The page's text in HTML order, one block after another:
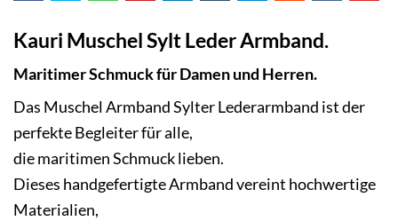
Kauri Muschel Sylt Leder Armband.
Maritimer Schmuck für Damen und Herren.
Das Muschel Armband Sylter Lederarmband ist der
perfekte Begleiter für alle,
die maritimen Schmuck lieben.
Dieses handgefertigte Armband vereint hochwertige
Materialien,